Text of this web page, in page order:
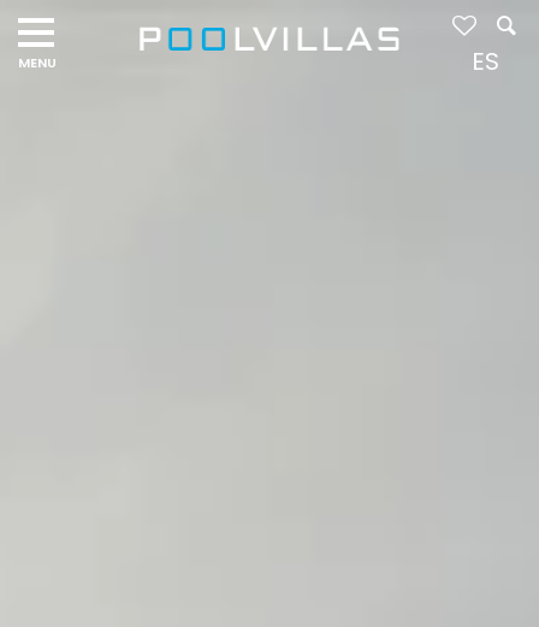
ES
Navigation
menu